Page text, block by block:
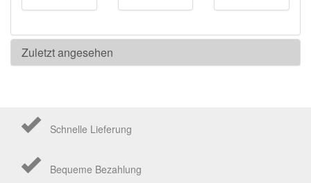
Zuletzt angesehen
Schnelle Lieferung
Bequeme Bezahlung